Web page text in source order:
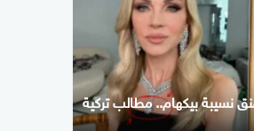
نسيبة بيكهام.. مطالب تركية